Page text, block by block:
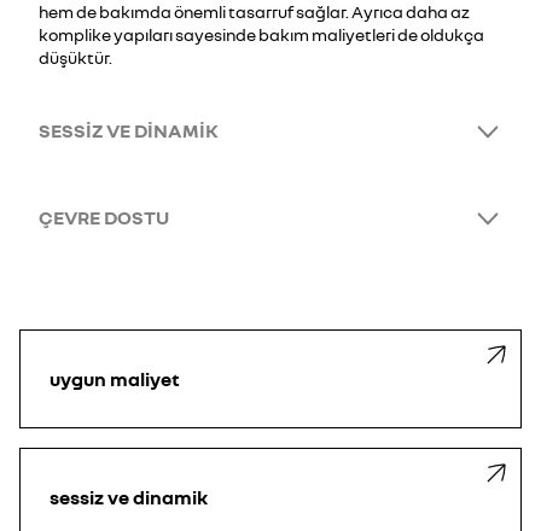
hem de bakımda önemli tasarruf sağlar. Ayrıca daha az
komplike yapıları sayesinde bakım maliyetleri de oldukça
düşüktür.
SESSİZ VE DİNAMİK
ÇEVRE DOSTU
uygun maliyet
sessiz ve dinamik